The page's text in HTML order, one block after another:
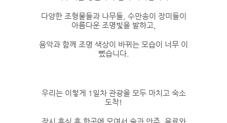
다양한 조형물들과 나무들, 수만송이 장미들이
아름다운 조명빛을 발하고,
음악과 함께 조명 색상이 바뀌는 모습이 너무 이
뻤습니다.
우리는 이렇게 1일차 관광을 모두 마치고 숙소
도착!